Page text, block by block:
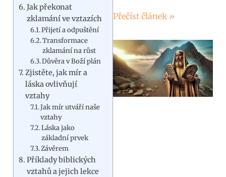
Jak překonat
zklamání ve vztazích
Přijetí a odpuštění
Transformace
zklamání na růst
Důvěra v Boží plán
Zjistěte, jak mír a
láska ovlivňují
vztahy
Jak mír utváří naše
vztahy
Láska jako
základní prvek
Závěrem
Příklady biblických
vztahů a jejich lekce
Přečíst článek »